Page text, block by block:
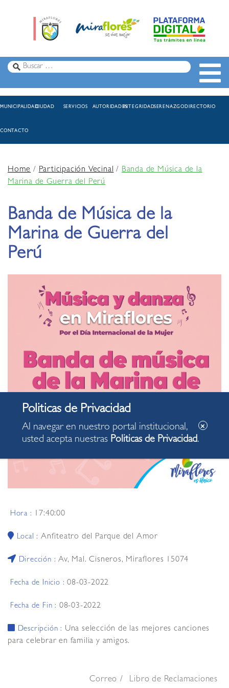
MUNICIPALIDADCIUDAD SERVICIOS AUTORIDADESINTEGRIDADSERENAZGODIRECTORIO
CONTACTO
Home/Participación Vecinal/Banda de Música de la
Marina de Guerra del Perú
Banda de Música de la
Marina de Guerra del
Perú
Hora : 17:40:00
Local :Anfiteatro del Parque del Amor
Dirección :Av, Mal. Cisneros, Miraflores 15074
Fecha de Inicio :08-03-2022
Fecha de Fin : 08-03-2022
Descripción : Una selección de las mejores canciones
para celebrar en familia y amigos.
Correo Libro de Reclamaciones
Al navegar en nuestro portal institucional,
usted acepta nuestras Politicas de Privacidad.